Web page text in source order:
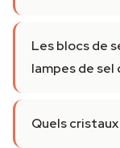
Les blocs de
lampes de sel
Quels